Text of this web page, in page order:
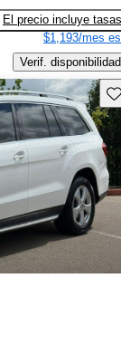
El precio incluye tasas
$1,193/mes
Verif. disponibilidad